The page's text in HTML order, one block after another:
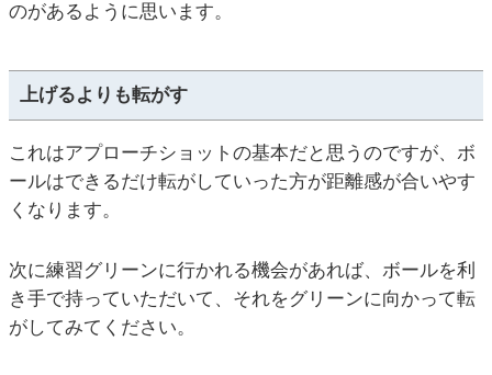
のがあるように思います。
上げるよりも転がす
これはアプローチショットの基本だと思うのですが、ボ
ールはできるだけ転がしていった方が距離感が合いやす
くなります。
次に練習グリーンに行かれる機会があれば、ボールを利
き手で持っていただいて、それをグリーンに向かって転
がしてみてください。